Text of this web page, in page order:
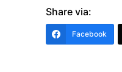
Share via:
Facebook